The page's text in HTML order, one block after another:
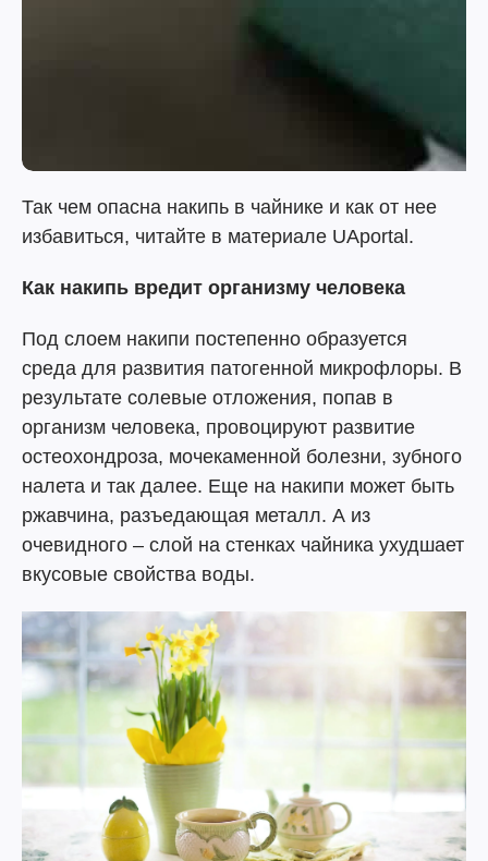
Так чем опасна накипь в чайнике и как от нее
избавиться, читайте в материале UAportal.
Как накипь вредит организму человека
Под слоем накипи постепенно образуется
среда для развития патогенной микрофлоры. В
результате солевые отложения, попав в
организм человека, провоцируют развитие
остеохондроза, мочекаменной болезни, зубного
налета и так далее. Еще на накипи может быть
ржавчина, разъедающая металл. А из
очевидного – слой на стенках чайника ухудшает
вкусовые свойства воды.